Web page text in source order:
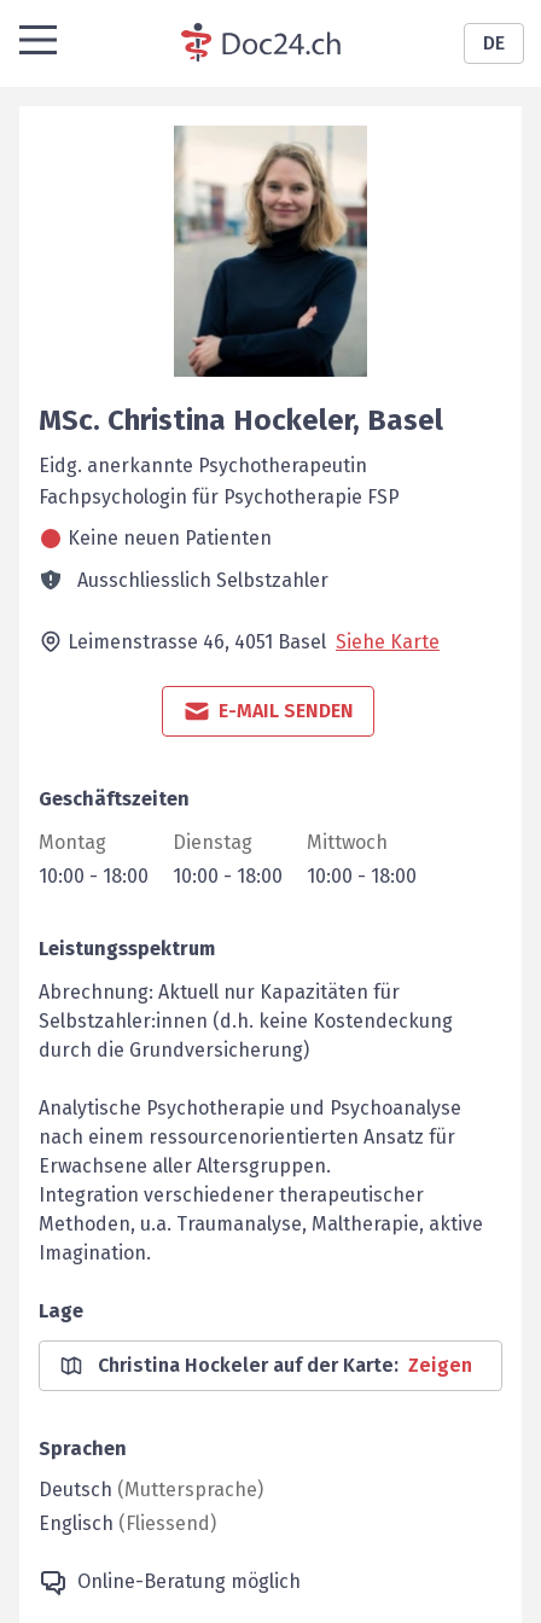
DE
MSc. Christina Hockeler, Basel
Eidg. anerkannte Psychotherapeutin
Fachpsychologin für Psychotherapie FSP
Keine neuen Patienten
Ausschliesslich Selbstzahler
Leimenstrasse 46, 4051 Basel Siehe Karte
E-MAIL SENDEN
Geschäftszeiten
Montag
10:00 - 18:00
Dienstag
10:00 - 18:00
Mittwoch
10:00 - 18:00
Leistungsspektrum
Abrechnung: Aktuell nur Kapazitäten für
Selbstzahler:innen (d.h. keine Kostendeckung
durch die Grundversicherung)
Analytische Psychotherapie und Psychoanalyse
nach einem ressourcenorientierten Ansatz für
Erwachsene aller Altersgruppen.
Integration verschiedener therapeutischer
Methoden, u.a. Traumanalyse, Maltherapie, aktive
Imagination.
Lage
Christina Hockeler auf der Karte: Zeigen
Sprachen
Deutsch (Muttersprache)
Englisch (Fliessend)
Online-Beratung möglich